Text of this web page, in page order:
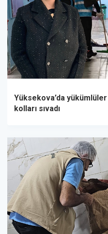
Yüksekova’da
kolları sıvadı